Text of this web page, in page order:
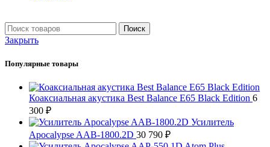
Поиск
Закрыть
Популярные товары
Коаксиальная акустика Best Balance E65 Black Edition 6
300 ₽
Усилитель
Apocalypse AAB-1800.2D 30 790 ₽